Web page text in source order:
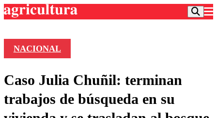
Frecuencias
Agricultura TV
Deportes
NACIONAL
Caso Julia Chuñil: terminan
trabajos de búsqueda en su